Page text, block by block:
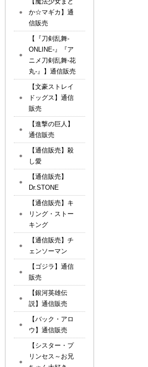
か☆マギカ】通
信販売
【『刀剣乱舞-
ONLINE-』『ア
ニメ刀剣乱舞-花
丸-』】通信販売
【文豪ストレイ
ドッグス】通信
販売
【進撃の巨人】
通信販売
【通信販売】殺
し愛
【通信販売】
Dr.STONE
【通信販売】キ
リング・ストー
キング
【通信販売】チ
ェンソーマン
【ゴジラ】通信
販売
【銀河英雄伝
説】通信販売
【バック・アロ
ウ】通信販売
【シスター・プ
リンセス～お兄